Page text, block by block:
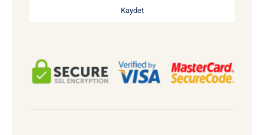
Kaydet